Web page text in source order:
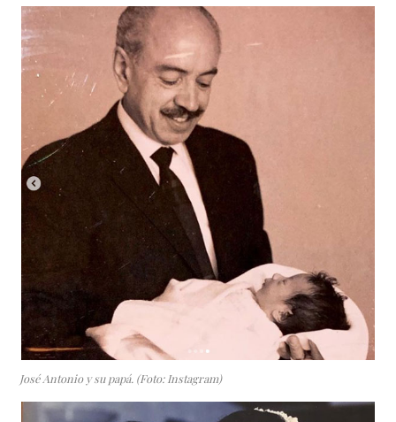
José Antonio y su papá. (Foto: Instagram)